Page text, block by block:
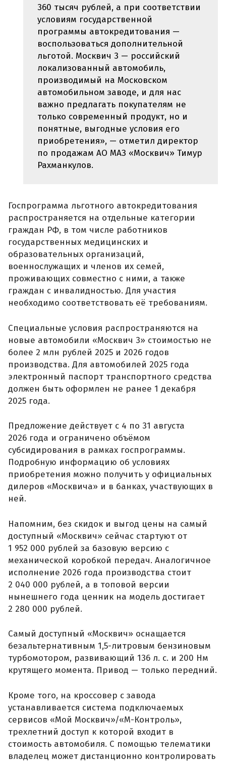
360 тысяч рублей, а при соответствии
условиям государственной
программы автокредитования —
воспользоваться дополнительной
льготой. Москвич 3 — российский
локализованный автомобиль,
производимый на Московском
автомобильном заводе, и для нас
важно предлагать покупателям не
только современный продукт, но и
понятные, выгодные условия его
приобретения», — отметил директор
по продажам АО МАЗ «Москвич» Тимур
Рахманкулов.
Госпрограмма льготного автокредитования
распространяется на отдельные категории
граждан РФ, в том числе работников
государственных медицинских и
образовательных организаций,
военнослужащих и членов их семей,
проживающих совместно с ними, а также
граждан с инвалидностью. Для участия
необходимо соответствовать её требованиям.
Специальные условия распространяются на
новые автомобили «Москвич 3» стоимостью не
более 2 млн рублей 2025 и 2026 годов
производства. Для автомобилей 2025 года
электронный паспорт транспортного средства
должен быть оформлен не ранее 1 декабря
2025 года.
Предложение действует с 4 по 31 августа
2026 года и ограничено объёмом
субсидирования в рамках госпрограммы.
Подробную информацию об условиях
приобретения можно получить у официальных
дилеров «Москвича» и в банках, участвующих в
ней.
Напомним, без скидок и выгод цены на самый
доступный «Москвич» сейчас стартуют от
1 952 000 рублей за базовую версию с
механической коробкой передач. Аналогичное
исполнение 2026 года производства стоит
2 040 000 рублей, а в топовой версии
нынешнего года ценник на модель достигает
2 280 000 рублей.
Самый доступный «Москвич» оснащается
безальтернативным 1,5-литровым бензиновым
турбомотором, развивающий 136 л. с. и 200 Нм
крутящего момента. Привод — только передний.
Кроме того, на кроссовер с завода
устанавливается система подключаемых
сервисов «Мой Москвич»/«М-Контроль»,
трехлетний доступ к которой входит в
стоимость автомобиля. С помощью телематики
владелец может дистанционно контролировать